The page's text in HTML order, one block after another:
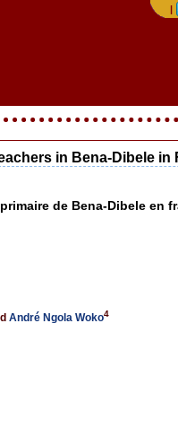
|
in Bena-Dibele in
de Bena-Dibele en
André Ngola Woko4